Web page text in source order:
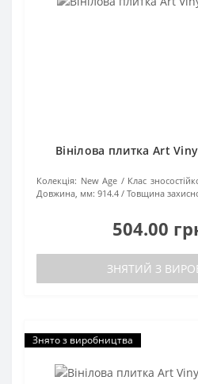
Вінілова плитка Art
Колекція: New Age Клас
Довжина, мм: 914.4 Товщина
504.00
ЗНЯТИЙ З
Знято з виробництва